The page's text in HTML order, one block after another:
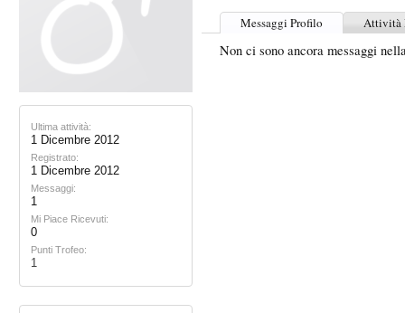
Ultima attività:
1 Dicembre 2012
Registrato:
1 Dicembre 2012
Messaggi:
1
Mi Piace Ricevuti:
0
Punti Trofeo:
1
Messaggi Profilo Attività
Non ci sono ancora messaggi